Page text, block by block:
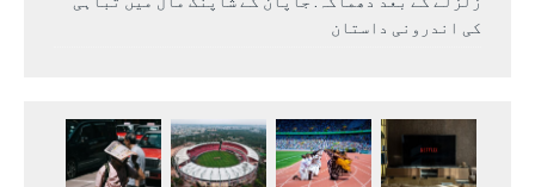
کی اندرونی داستان